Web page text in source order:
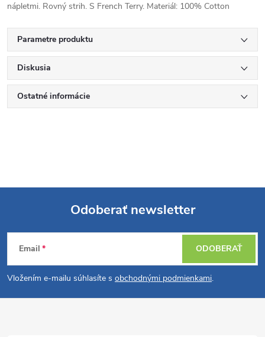
nápletmi. Rovný strih. S French Terry. Materiál: 100% Cotton
Parametre produktu
Diskusia
Ostatné informácie
Z
á
p
Odoberať newsletter
Email
Vložením e-mailu súhlasíte s obchodnými podmienkami.
ODOBERAŤ